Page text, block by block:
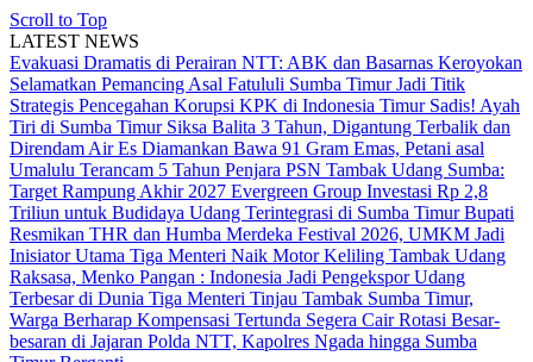
Scroll to Top
LATEST NEWS
Evakuasi Dramatis di Perairan NTT: ABK dan Basarnas Keroyokan
Selamatkan Pemancing Asal Fatululi Sumba Timur Jadi Titik
Strategis Pencegahan Korupsi KPK di Indonesia Timur Sadis! Ayah
Tiri di Sumba Timur Siksa Balita 3 Tahun, Digantung Terbalik dan
Direndam Air Es Diamankan Bawa 91 Gram Emas, Petani asal
Umalulu Terancam 5 Tahun Penjara PSN Tambak Udang Sumba:
Target Rampung Akhir 2027 Evergreen Group Investasi Rp 2,8
Triliun untuk Budidaya Udang Terintegrasi di Sumba TimurBupati
Resmikan THR dan Humba Merdeka Festival 2026, UMKM Jadi
Inisiator Utama Tiga Menteri Naik Motor Keliling Tambak Udang
Raksasa, Menko Pangan : Indonesia Jadi Pengekspor Udang
Terbesar di Dunia Tiga Menteri Tinjau Tambak Sumba Timur,
Warga Berharap Kompensasi Tertunda Segera CairRotasi Besar-
besaran di Jajaran Polda NTT, Kapolres Ngada hingga Sumba